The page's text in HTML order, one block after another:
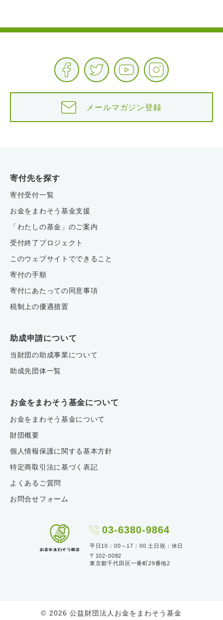
メールマガジン登録
寄付先を探す
寄付受付一覧
お金をまわそう基金支援
「わたしの基金」のご案内
受付終了プロジェクト
このウェブサイトでできること
寄付の手順
寄付にあたっての同意事項
税制上の優遇措置
助成申請について
当財団の助成事業について
助成先団体一覧
お金をまわそう基金について
お金をまわそう基金について
財団概要
個人情報保護に関する基本方針
特定商取引法に基づく表記
よくあるご質問
お問合せフォーム
03-6380-9864
平日10：00～17：00 土日祝：休日
〒102-0082
東京都千代田区一番町29番地2
© 2026 公益財団法人お金をまわそう基金